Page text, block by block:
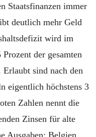
Staatsfinanzen immer
deutlich mehr Geld
wird im
der gesamten
sind nach den
eigentlich höchstens 3
Zahlen nennt die
Zinsen für alte
Ausgaben: Belgien